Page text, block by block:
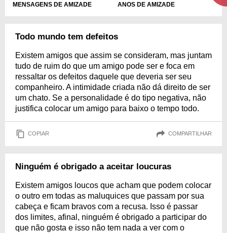
MENSAGENS DE AMIZADE ANOS DE AMIZADE
Todo mundo tem defeitos
Existem amigos que assim se consideram, mas juntam
tudo de ruim do que um amigo pode ser e foca em
ressaltar os defeitos daquele que deveria ser seu
companheiro. A intimidade criada não dá direito de ser
um chato. Se a personalidade é do tipo negativa, não
justifica colocar um amigo para baixo o tempo todo.
COPIAR COMPARTILHAR
Ninguém é obrigado a aceitar loucuras
Existem amigos loucos que acham que podem colocar
o outro em todas as maluquices que passam por sua
cabeça e ficam bravos com a recusa. Isso é passar
dos limites, afinal, ninguém é obrigado a participar do
que não gosta e isso não tem nada a ver com o